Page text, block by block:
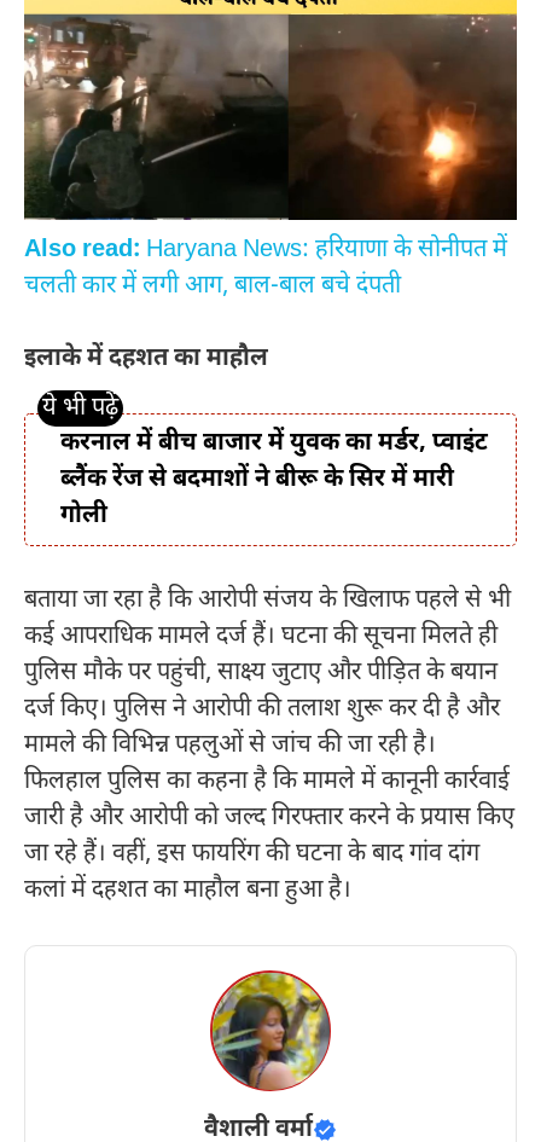
Also read: Haryana News: हरियाणा के सोनीपत में
चलती कार में लगी आग, बाल-बाल बचे दंपती
इलाके में दहशत का माहौल
करनाल में बीच बाजार में युवक का मर्डर, प्वाइंट
ब्लैंक रेंज से बदमाशों ने बीरू के सिर में मारी
गोली
बताया जा रहा है कि आरोपी संजय के खिलाफ पहले से भी
कई आपराधिक मामले दर्ज हैं। घटना की सूचना मिलते ही
पुलिस मौके पर पहुंची, साक्ष्य जुटाए और पीड़ित के बयान
दर्ज किए। पुलिस ने आरोपी की तलाश शुरू कर दी है और
मामले की विभिन्न पहलुओं से जांच की जा रही है।
फिलहाल पुलिस का कहना है कि मामले में कानूनी कार्रवाई
जारी है और आरोपी को जल्द गिरफ्तार करने के प्रयास किए
जा रहे हैं। वहीं, इस फायरिंग की घटना के बाद गांव दांग
कलां में दहशत का माहौल बना हुआ है।
वैशाली वर्मा